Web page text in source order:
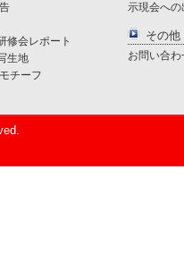
修会レポート
生地
チーフ
示現会へ
その他
お問い合